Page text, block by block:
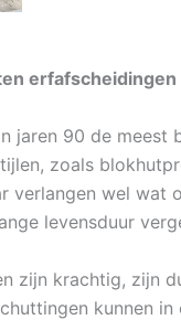
erfafscheidingen
jaren 90 de
zoals
verlangen wel
levensduur
zijn krachtig, zijn
kunnen